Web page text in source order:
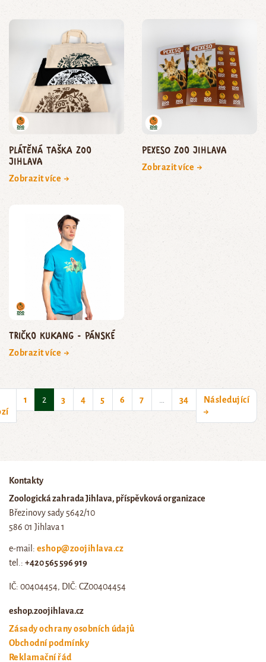
Plátěná taška Zoo
Jihlava
Zobrazit více →
Pexeso Zoo Jihlava
Zobrazit více →
Tričko Kukang - pánské
Zobrazit více →
1 2 (current)
3 4 5 6 7 34
Následující
→
Kontakty
Zoologická zahrada Jihlava, příspěvková organizace
Březinovy sady 5642/10
586 01 Jihlava 1
e-mail: eshop@zoojihlava.cz
tel.: +420 565 596 919
IČ: 00404454, DIČ: CZ00404454
eshop.zoojihlava.cz
Zásady ochrany osobních údajů
Obchodní podmínky
Reklamační řád